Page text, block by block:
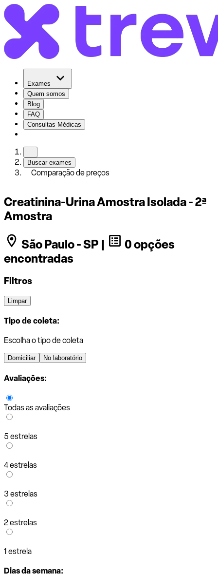
Exames
Quem somos
Blog
FAQ
Consultas Médicas
Buscar exames
Comparação de preços
Creatinina-Urina Amostra Isolada - 2ª
Amostra
São Paulo - SP |
0 opções
encontradas
Filtros
Limpar
Tipo de coleta:
Escolha o tipo de coleta
Domiciliar No laboratório
Avaliações:
Todas as avaliações
5 estrelas
4 estrelas
3 estrelas
2 estrelas
1 estrela
Dias da semana: